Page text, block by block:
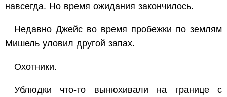
навсегда. Но время ожидания закончилось.
Недавно Джейс во время пробежки по землям
Мишель уловил другой запах.
Охотники.
Ублюдки что-то вынюхивали на границе с